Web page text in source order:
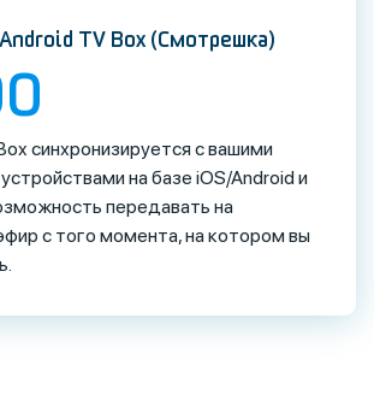
TV Box (Смотрешка)
синхронизируется с вашими
на базе iOS/Android и
передавать на
с того момента, на котором вы